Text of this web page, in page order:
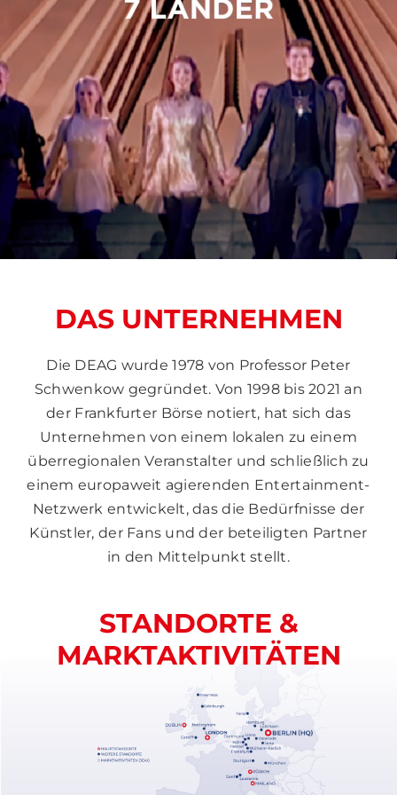
DAS UNTERNEHMEN
Die DEAG wurde 1978 von Professor Peter
Schwenkow gegründet. Von 1998 bis 2021 an
der Frankfurter Börse notiert, hat sich das
Unternehmen von einem lokalen zu einem
überregionalen Veranstalter und schließlich zu
einem europaweit agierenden Entertainment-
Netzwerk entwickelt, das die Bedürfnisse der
Künstler, der Fans und der beteiligten Partner
in den Mittelpunkt stellt.
STANDORTE &
MARKTAKTIVITÄTEN